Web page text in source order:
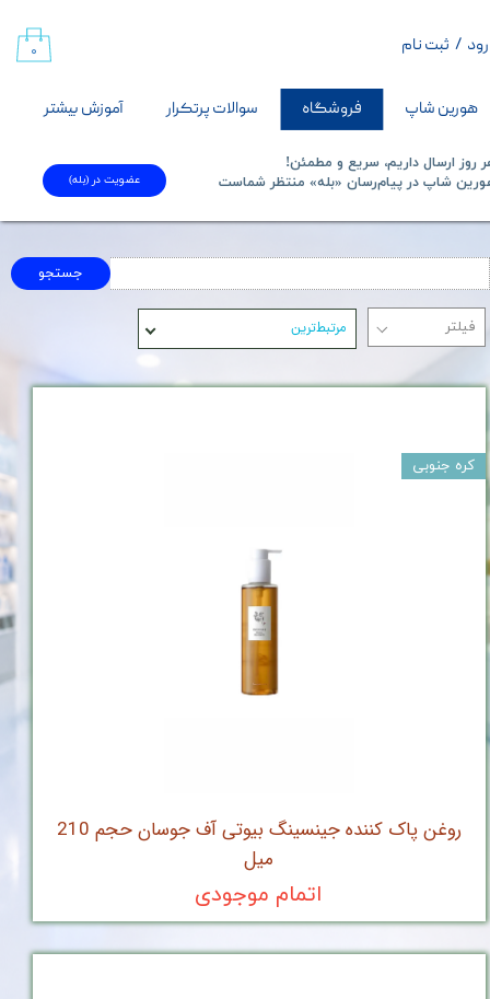
هورین شاپ فروشگاه سوالات پرتکرار آموزش بیشتر
/ ثبت نام
حساب کاربری من
تغییر گذر واژه
خروج از حساب کاربری
۰
جستجو
روز ارسال داریم، سریع و مطمئن!
شاپ در پیام‌رسان «بله» منتظر شماست​​​​​​​
عضویت در (بله)
مرتبط‌ترین
روغن پاک کننده جینسینگ بیوتی آف جوسان حجم 210
میل
اتمام موجودی
کره جنوبی